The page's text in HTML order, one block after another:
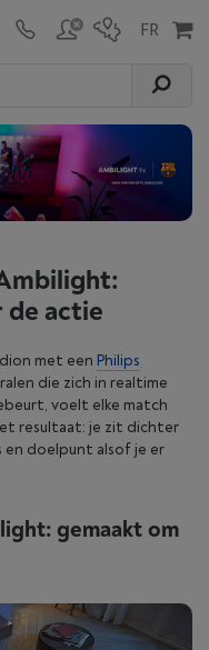
de actie
met een Philips
die zich in realtime
voelt elke match
resultaat: je zit dichter
en doelpunt alsof je er
gemaakt om